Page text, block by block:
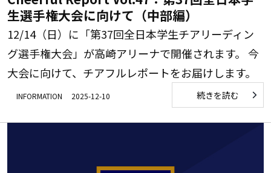
生選手権大会に向けて（中部編）
12/14（日）に「第37回全日本学生チアリーディン
グ選手権大会」が高崎アリーナで開催されます。 今
大会に向けて、チアフルレポートをお届けします。
INFORMATION 2025-12-10 続きを読む